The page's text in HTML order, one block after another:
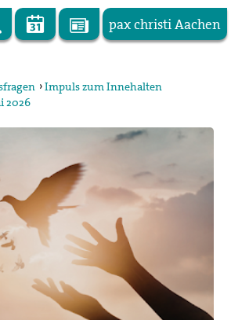
pax christi Aachen
Sektion
›Impuls zum Innehalten
2026